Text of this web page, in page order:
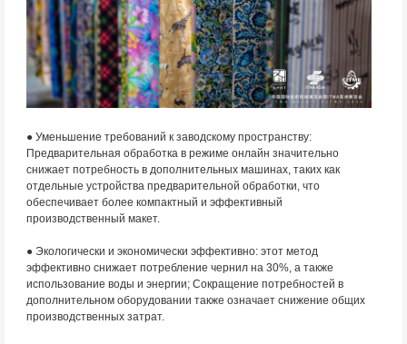
● Уменьшение требований к заводскому пространству:
Предварительная обработка в режиме онлайн значительно
снижает потребность в дополнительных машинах, таких как
отдельные устройства предварительной обработки, что
обеспечивает более компактный и эффективный
производственный макет.
● Экологически и экономически эффективно: этот метод
эффективно снижает потребление чернил на 30%, а также
использование воды и энергии; Сокращение потребностей в
дополнительном оборудовании также означает снижение общих
производственных затрат.